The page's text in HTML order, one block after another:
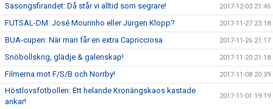
Säsongsfirandet: Då står vi alltid som segrare! 2017-12-03 21:46
FUTSAL-DM: José Mourinho eller Jürgen Klopp? 2017-11-27 23:18
BUA-cupen: När man får en extra Capricciosa 2017-11-26 21:17
Snöbollskrig, glädje & galenskap! 2017-11-20 21:18
Filmerna mot F/S/B och Norrby! 2017-11-08 20:39
Höstlovsfotbollen: Ett helande Kronängskaos kastade
ankar!
2017-11-01 19:19